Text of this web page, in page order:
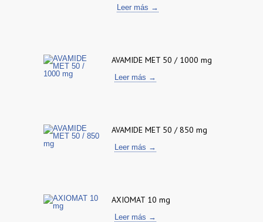
Leer más →
AVAMIDE MET 50 / 1000 mg
Leer más →
AVAMIDE MET 50 / 850 mg
Leer más →
AXIOMAT 10 mg
Leer más →